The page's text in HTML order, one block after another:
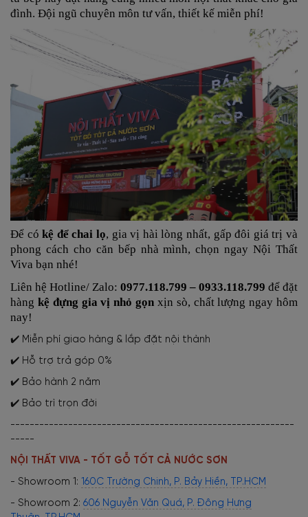
đình. Đội ngũ chuyên môn tư vấn, thiết kế miễn phí!
Để cókệ để chai lọ, gia vị hài lòng nhất, gấp đôi giá trị và
phong cách cho căn bếp nhà mình, chọn ngay Nội Thất
Viva bạn nhé!
Liên hệ Hotline/ Zalo: 0977.118.799 – 0933.118.799 để đặt
hàng kệ đựng gia vị nhỏ gọn xịn sò, chất lượng ngay hôm
nay!
✔️ Miễn phí giao hàng & lắp đặt nội thành
✔️ Hỗ trợ trả góp 0%
✔️ Bảo hành 2 năm
✔️ Bảo trì trọn đời
-----------------------------------------------------------
-----
NỘI THẤT VIVA - TỐT GỖ TỐT CẢ NƯỚC SƠN
- Showroom 1: 160C Trường Chinh, P. Bảy Hiền, TP.HCM
- Showroom 2: 606 Nguyễn Văn Quá, P. Đông Hưng